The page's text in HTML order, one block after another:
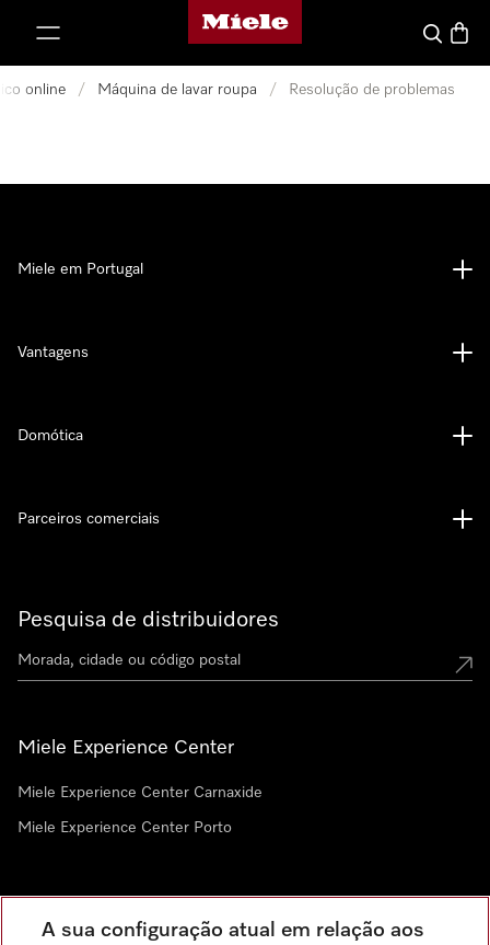
Página principal da Miele
Pesquisa
online / Máquina de lavar roupa / Resolução de problemas
Pesquisa de distribuidores
Miele Experience Center
Miele Experience Center Carnaxide
Miele Experience Center Porto
Miele em Portugal
Vantagens
Domótica
Parceiros comerciais
A sua configuração atual em relação aos